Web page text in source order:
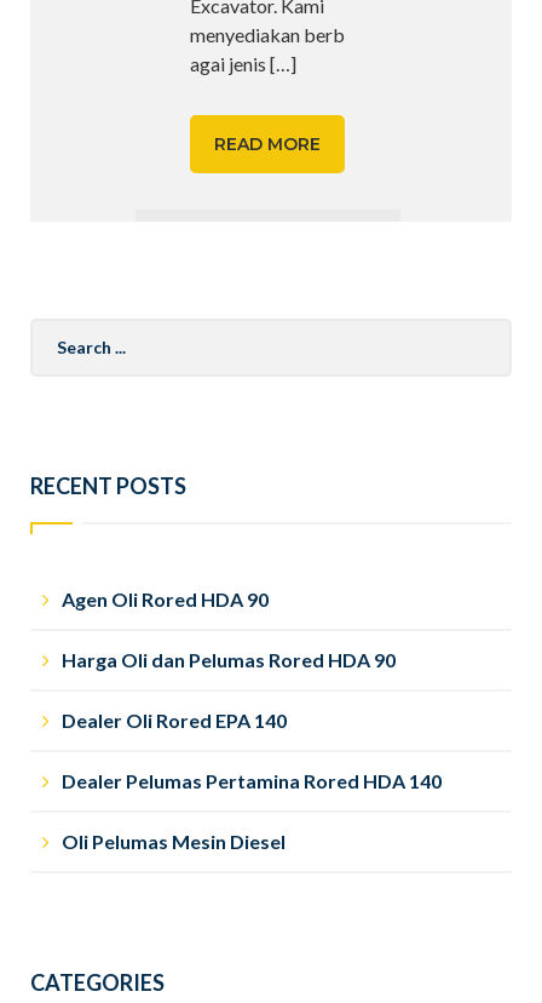
Excavator. Kami
menyediakan berb
agai jenis […]
READ MORE
for:
RECENT POSTS
Agen Oli Rored HDA 90
Harga Oli dan Pelumas Rored HDA 90
Dealer Oli Rored EPA 140
Dealer Pelumas Pertamina Rored HDA 140
Oli Pelumas Mesin Diesel
CATEGORIES